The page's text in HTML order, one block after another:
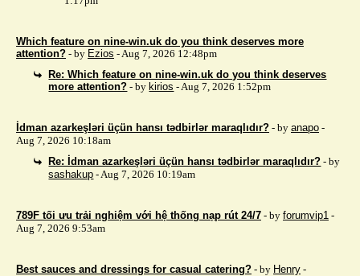
Which feature on nine-win.uk do you think deserves more
attention? - by Ezios - Aug 7, 2026 12:48pm
Re: Which feature on nine-win.uk do you think deserves
more attention? - by kirios - Aug 7, 2026 1:52pm
İdman azarkeşləri üçün hansı tədbirlər maraqlıdır? - by anapo -
Aug 7, 2026 10:18am
Re: İdman azarkeşləri üçün hansı tədbirlər maraqlıdır? - by
sashakup - Aug 7, 2026 10:19am
789F tối ưu trải nghiệm với hệ thống nạp rút 24/7 - by forumvip1 -
Aug 7, 2026 9:53am
Best sauces and dressings for casual catering? - by Henry -